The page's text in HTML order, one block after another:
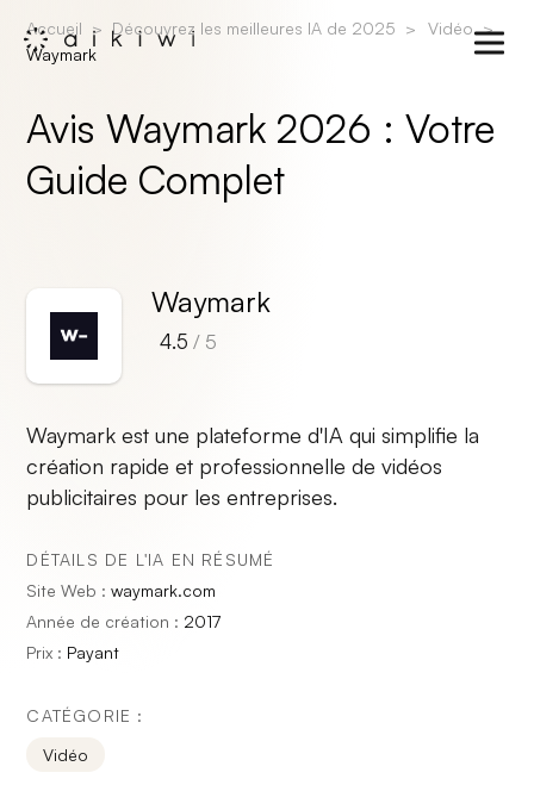
Accueil Découvrez les meilleures IA de 2025
Vidéo
Waymark
Avis Waymark 2026 : Votre
Guide Complet
Waymark
4.5 / 5
Waymark est une plateforme d'IA qui simplifie la
création rapide et professionnelle de vidéos
publicitaires pour les entreprises.
DÉTAILS DE L'IA EN RÉSUMÉ
Site Web :waymark.com
Année de création : 2017
Prix : Payant
CATÉGORIE :
Vidéo